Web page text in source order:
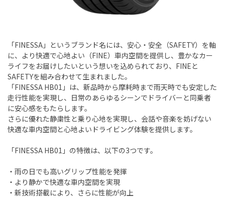
「FINESSA」というブランド名には、安心・安全（SAFETY）を軸
に、より快適で心地よい（FINE）車内空間を提供し、豊かなカー
ライフをお届けしたいという想いを込められており、FINEと
SAFETYを組み合わせて生まれました。
「FINESSA HB01」は、新品時から摩耗時まで雨天時でも安定した
走行性能を実現し、日常のあらゆるシーンでドライバーと同乗者
に安心感をもたらします。
さらに優れた静粛性と乗り心地を実現し、会話や音楽を妨げない
快適な車内空間と心地よいドライビング体験を提供します。
「FINESSA HB01」の特徴は、以下の3つです。
・雨の日でも高いグリップ性能を発揮
・より静かで快適な車内空間を実現
・新技術搭載により、さらに性能が向上